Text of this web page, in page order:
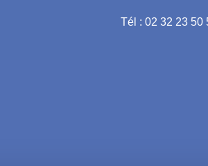
Tél : 02 32 23 50